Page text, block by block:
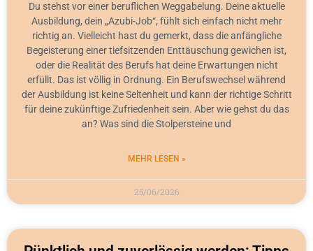
Du stehst vor einer beruflichen Weggabelung. Deine aktuelle
Ausbildung, dein „Azubi-Job“, fühlt sich einfach nicht mehr
richtig an. Vielleicht hast du gemerkt, dass die anfängliche
Begeisterung einer tiefsitzenden Enttäuschung gewichen ist,
oder die Realität des Berufs hat deine Erwartungen nicht
erfüllt. Das ist völlig in Ordnung. Ein Berufswechsel während
der Ausbildung ist keine Seltenheit und kann der richtige Schritt
für deine zukünftige Zufriedenheit sein. Aber wie gehst du das
an? Was sind die Stolpersteine und
MEHR LESEN »
25/06/2026